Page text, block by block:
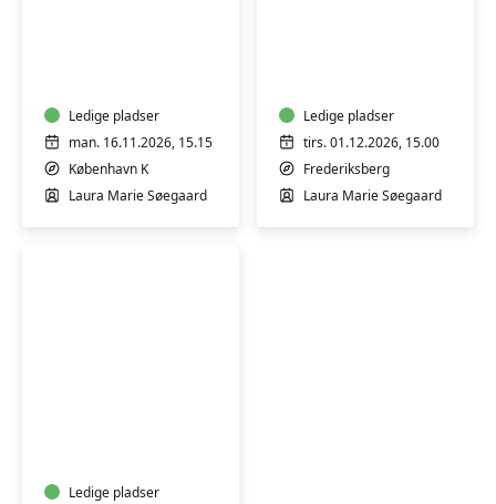
gravide
Ledige pladser
man. 16.11.2026, 15.15
København K
Laura Marie Søegaard
Ledige pladser
tirs. 01.12.2026, 15.00
Frederiksberg
Laura Marie Søegaard
gravide
Ledige pladser